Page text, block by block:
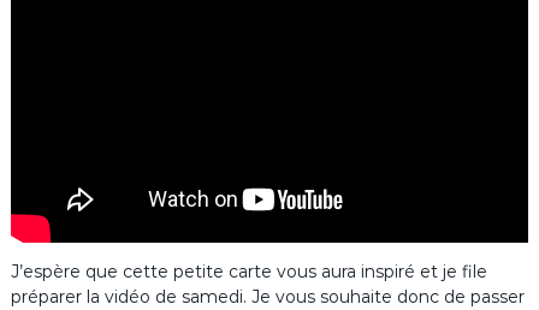
J’espère que cette petite carte vous aura inspiré et je file
préparer la vidéo de samedi. Je vous souhaite donc de passer